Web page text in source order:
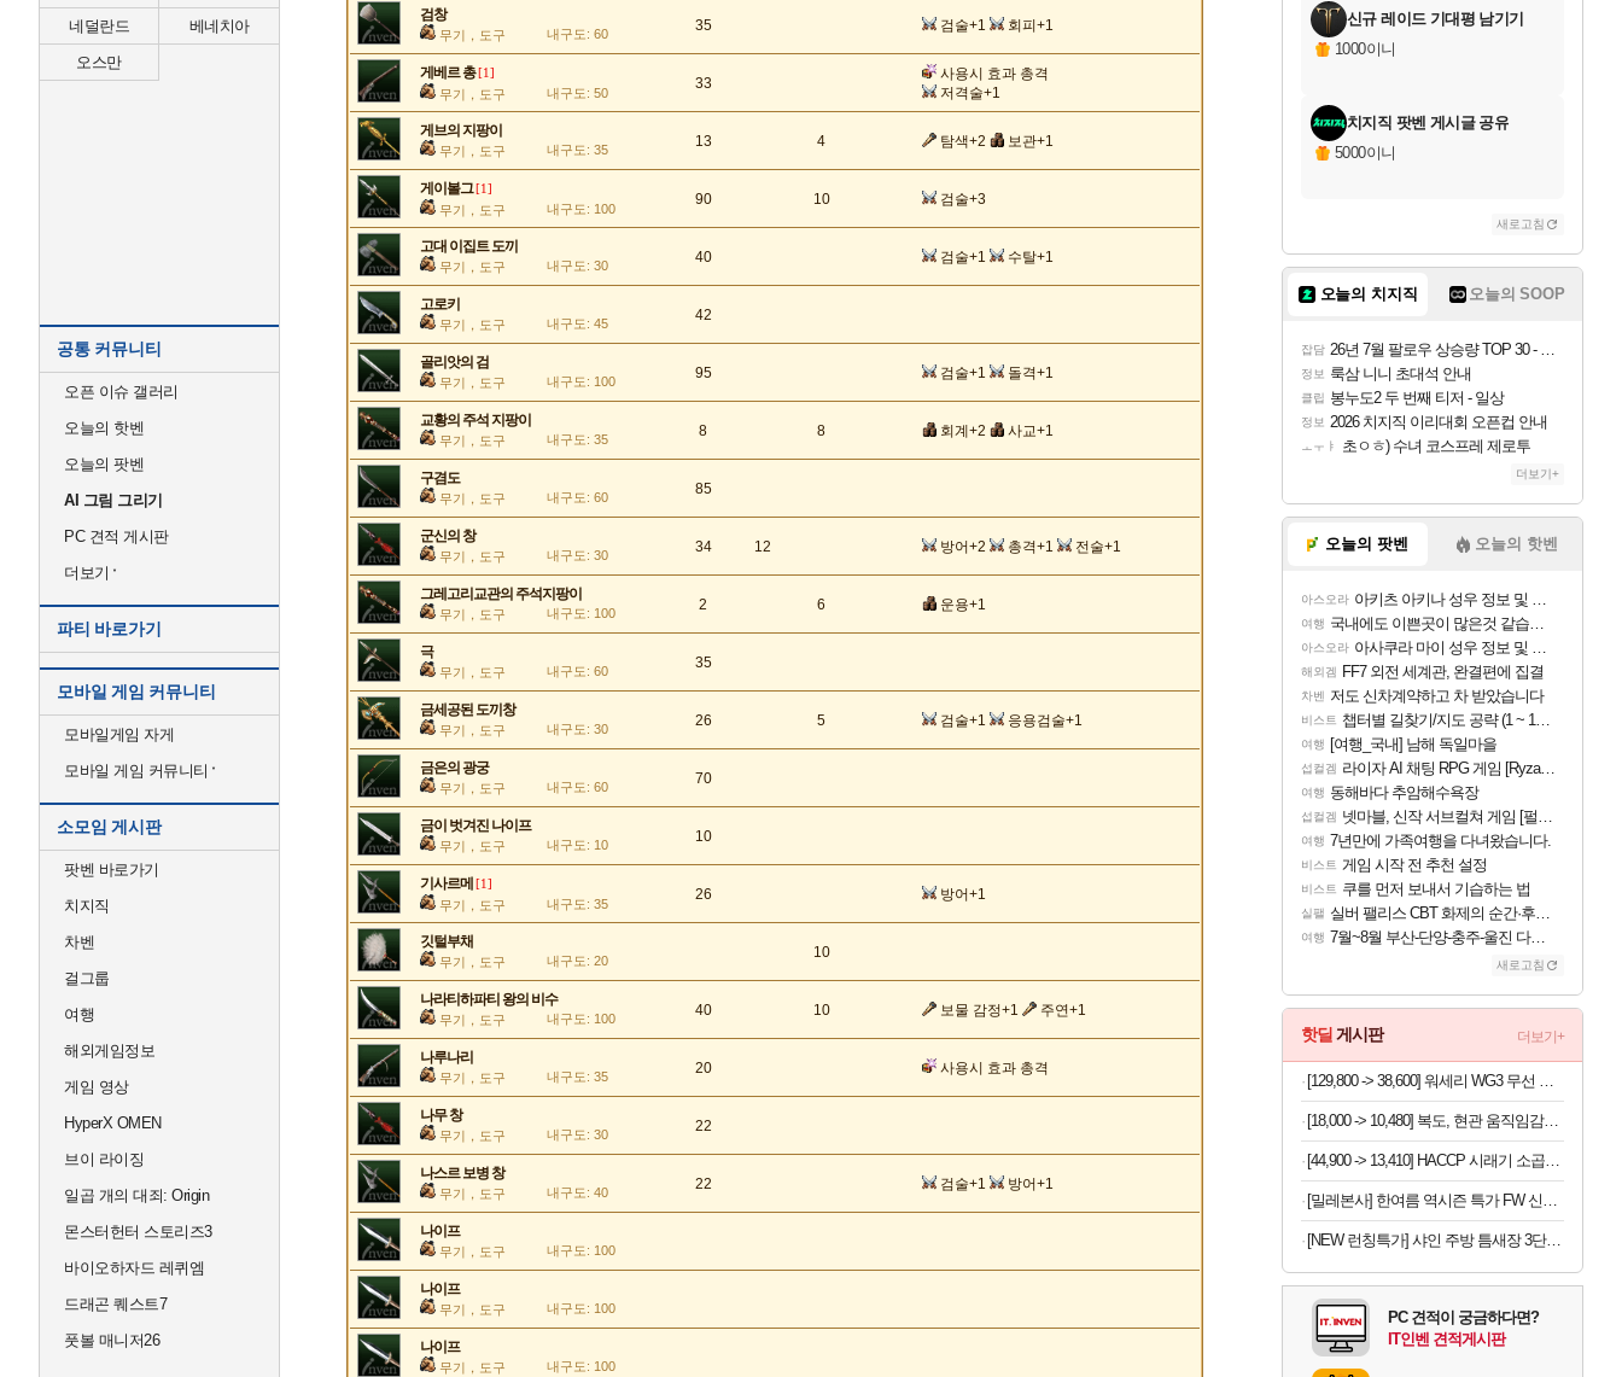
네덜란드
베네치아
오스만
공통 커뮤니티
오픈 이슈 갤러리
오늘의 핫벤
오늘의 팟벤
AI 그림 그리기
PC 견적 게시판
더보기
파티 바로가기
모바일 게임 커뮤니티
모바일게임 자게
모바일 게임 커뮤니티
소모임 게시판
팟벤 바로가기
치지직
차벤
걸그룹
여행
해외게임정보
게임 영상
HyperX OMEN
브이 라이징
일곱 개의 대죄: Origin
몬스터헌터 스토리즈3
바이오하자드 레퀴엠
드래곤 퀘스트7
풋볼 매니저26
검창
무기，도구 내구도: 60 35 검술+1 회피+1
게베르 총 [1]
무기，도구 내구도: 50
33
사용시 효과 총격
저격술+1
게브의 지팡이
무기，도구 내구도: 35 13 4 탐색+2 보관+1
게이볼그 [1]
무기，도구 내구도: 100
90 10 검술+3
고대 이집트 도끼
무기，도구 내구도: 30 40 검술+1 수탈+1
고로키
무기，도구 내구도: 45 42
골리앗의 검
무기，도구 내구도: 100 95 검술+1 돌격+1
교황의 주석 지팡이
무기，도구 내구도: 35 8 8 회계+2 사교+1
구겸도
무기，도구 내구도: 60 85
군신의 창
무기，도구 내구도: 30 34 12 방어+2 총격+1 전술+1
그레고리교관의 주석지팡이
무기，도구 내구도: 100 2 6 운용+1
극
무기，도구 내구도: 60 35
금세공된 도끼창
무기，도구 내구도: 30 26 5 검술+1 응용검술+1
금은의 광궁
무기，도구 내구도: 60 70
금이 벗겨진 나이프
무기，도구 내구도: 10 10
기사르메 [1]
무기，도구 내구도: 35
26 방어+1
깃털부채
무기，도구 내구도: 20 10
나라티하파티 왕의 비수
무기，도구 내구도: 100 40 10 보물 감정+1 주연+1
나루나리
무기，도구 내구도: 35 20 사용시 효과 총격
나무 창
무기，도구 내구도: 30 22
나스르 보병 창
무기，도구 내구도: 40 22 검술+1 방어+1
나이프
무기，도구 내구도: 100
나이프
무기，도구 내구도: 100
나이프
무기，도구 내구도: 100
당첨되셨습니다.
당첨되셨습니다.
당첨되셨습니다.
당첨되셨습니다.
에디션 (스팀코드)를 교환.
당첨되셨습니다.
당첨되셨습니다.
당첨되셨습니다.
당첨되셨습니다.
신규 레이드 기대평 남기기
1000이니
치지직 팟벤 게시글 공유
5000이니
새로고침
오늘의 치지직 오늘의 SOOP
잡담 26년 7월 팔로우 상승량 TOP 30 - 월간 치지직
정보 룩삼 니니 초대석 안내
클립 봉누도2 두 번째 티저 - 일상
정보 2026 치지직 이리대회 오픈컵 안내
ㅗㅜㅑ 초ㅇㅎ) 수녀 코스프레 제로투
더보기+
오늘의 팟벤 오늘의 핫벤
아스오라 아키츠 아키나 성우 정보 및 주요 필모
여행 국내에도 이쁜곳이 많은것 같습니다
아스오라 아사쿠라 마이 성우 정보 및 주요 필모
해외겜 FF7 외전 세계관, 완결편에 집결
차벤 저도 신차계약하고 차 받았습니다
비스트 챕터별 길찾기/지도 공략 (1 ~ 12장)
여행 [여행_국내] 남해 독일마을
섭컬겜 라이자 AI 채팅 RPG 게임 [RyzaChat: AI] 공개
여행 동해바다 추암해수욕장
섭컬겜 넷마블, 신작 서브컬쳐 게임 [펄 인 블루] 티저 사이트 오픈
여행 7년만에 가족여행을 다녀왔습니다.
비스트 게임 시작 전 추천 설정
비스트 쿠를 먼저 보내서 기습하는 법
실팰 실버 팰리스 CBT 화제의 순간·후기 모음
여행 7월~8월 부산-단양-충주-울진 다녀왔어요~
새로고침
핫딜 게시판 더보기+
[129,800 -> 38,600] 워세리 WG3 무선 게이밍 헤드셋
[18,000 -> 10,480] 복도, 현관 움직임감지 센서등
[44,900 -> 13,410] HACCP 시래기 소곱창 전골 1kg
[밀레본사] 한여름 역시즌 특가 FW 신상 패딩/다운/겨울등산용품 모음
[NEW 런칭특가] 샤인 주방 틈새장 3단 이동식 선반
PC 견적이 궁금하다면?
IT인벤 견적게시판